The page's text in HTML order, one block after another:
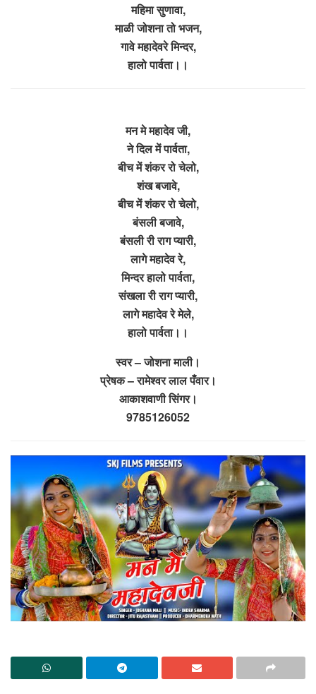
महिमा सुणावा,
माळी जोशना तो भजन,
गावे महादेवरे मिन्दर,
हालो पार्वता।।
मन मे महादेव जी,
ने दिल में पार्वता,
बीच में शंकर रो चेलो,
शंख बजावे,
बीच में शंकर रो चेलो,
बंसली बजावे,
बंसली री राग प्यारी,
लागे महादेव रे,
मिन्दर हालो पार्वता,
संखला री राग प्यारी,
लागे महादेव रे मेले,
हालो पार्वता।।
स्वर – जोशना माली।
प्रेषक – रामेश्वर लाल पँवार।
आकाशवाणी सिंगर।
9785126052